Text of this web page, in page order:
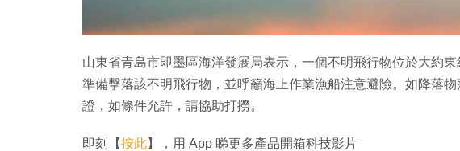
山東省青島市即墨區海洋發展局表示，一個不明飛行物位於大約
準備擊落該不明飛行物，並呼籲海上作業漁船注意避險。如降落
證，如條件允許，請協助打撈。
即刻【按此】，用 App 睇更多產品開箱科技影片